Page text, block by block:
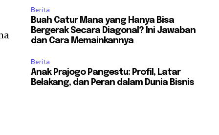
Berita
Buah Catur Mana yang Hanya Bisa
Bergerak Secara Diagonal? Ini Jawaban
dan Cara Memainkannya
Berita
Anak Prajogo Pangestu: Profil, Latar
Belakang, dan Peran dalam Dunia Bisnis